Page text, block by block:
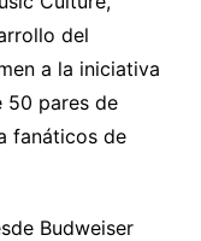
del
a la iniciativa
50 pares de
fanáticos de
Budweiser